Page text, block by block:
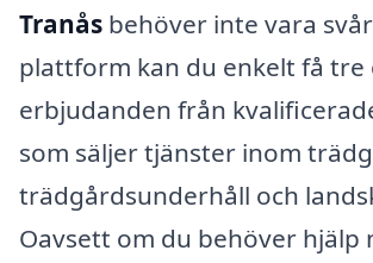
Tranås behöver inte vara
plattform kan du enkelt få tre
erbjudanden från
som säljer tjänster inom
trädgårdsunderhåll och
Oavsett om du behöver hjälp